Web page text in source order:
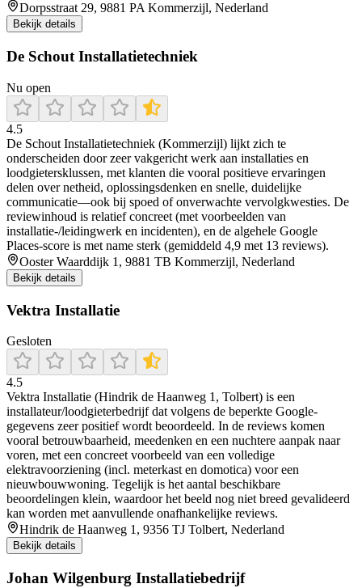
Dorpsstraat 29, 9881 PA Kommerzijl, Nederland
Bekijk details
De Schout Installatietechniek
Nu open
4.5
De Schout Installatietechniek (Kommerzijl) lijkt zich te
onderscheiden door zeer vakgericht werk aan installaties en
loodgietersklussen, met klanten die vooral positieve ervaringen
delen over netheid, oplossingsdenken en snelle, duidelijke
communicatie—ook bij spoed of onverwachte vervolgkwesties. De
reviewinhoud is relatief concreet (met voorbeelden van
installatie-/leidingwerk en incidenten), en de algehele Google
Places-score is met name sterk (gemiddeld 4,9 met 13 reviews).
Ooster Waarddijk 1, 9881 TB Kommerzijl, Nederland
Bekijk details
Vektra Installatie
Gesloten
4.5
Vektra Installatie (Hindrik de Haanweg 1, Tolbert) is een
installateur/loodgieterbedrijf dat volgens de beperkte Google-
gegevens zeer positief wordt beoordeeld. In de reviews komen
vooral betrouwbaarheid, meedenken en een nuchtere aanpak naar
voren, met een concreet voorbeeld van een volledige
elektravoorziening (incl. meterkast en domotica) voor een
nieuwbouwwoning. Tegelijk is het aantal beschikbare
beoordelingen klein, waardoor het beeld nog niet breed gevalideerd
kan worden met aanvullende onafhankelijke reviews.
Hindrik de Haanweg 1, 9356 TJ Tolbert, Nederland
Bekijk details
Johan Wilgenburg Installatiebedrijf